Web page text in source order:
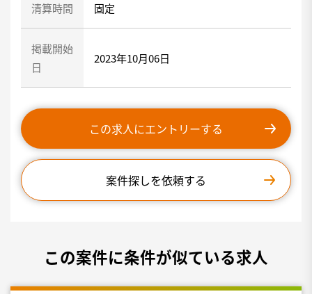
清算時間 固定
掲載開始
日
2023年10月06日
この求人にエントリーする
案件探しを依頼する
この案件に条件が似ている求人